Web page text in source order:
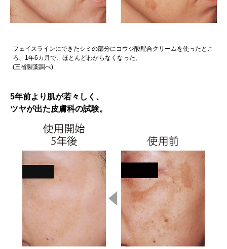
フェイスラインにできたシミの部分にコウジ酸配合クリームを使ったとこ
ろ、1年6カ月で、ほとんどわからなくなった。
(三省製薬調べ)
5年前より肌が若々しく、
ツヤが出た皮膚科の試験。